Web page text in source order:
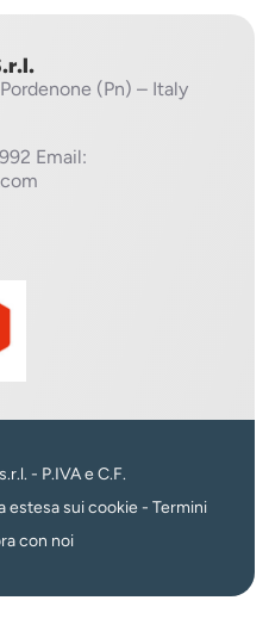
(Pn) – Italy
Email:
- P.IVA e C.F.
estesa sui cookie - Termini
con noi